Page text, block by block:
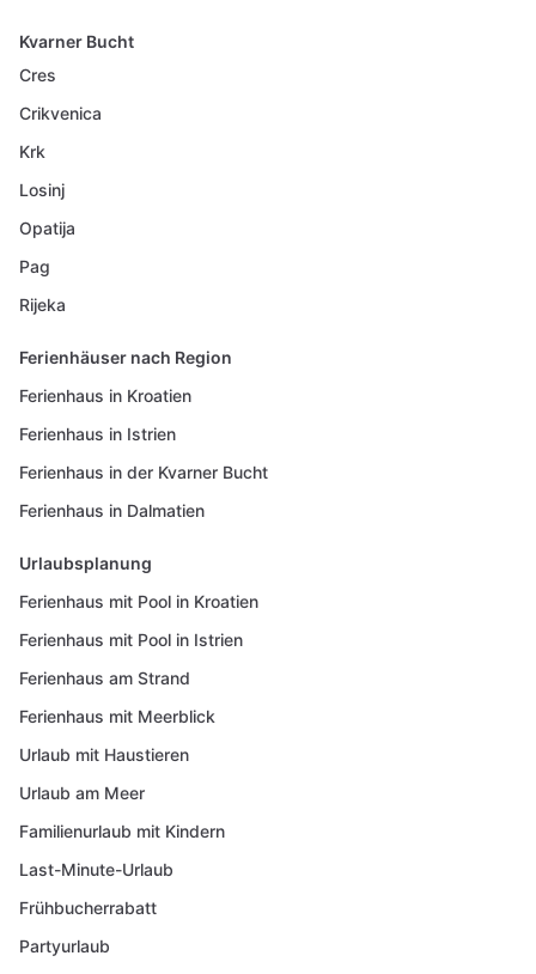
Kvarner Bucht
Cres
Crikvenica
Krk
Losinj
Opatija
Pag
Rijeka
Ferienhäuser nach Region
Ferienhaus in Kroatien
Ferienhaus in Istrien
Ferienhaus in der Kvarner Bucht
Ferienhaus in Dalmatien
Urlaubsplanung
Ferienhaus mit Pool in Kroatien
Ferienhaus mit Pool in Istrien
Ferienhaus am Strand
Ferienhaus mit Meerblick
Urlaub mit Haustieren
Urlaub am Meer
Familienurlaub mit Kindern
Last-Minute-Urlaub
Frühbucherrabatt
Partyurlaub